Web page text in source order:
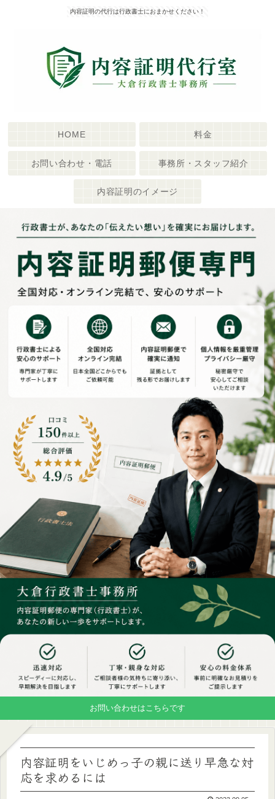
内容証明の代行は行政書士におまかせください！
HOME 料金
お問い合わせ・電話 事務所・スタッフ紹介
内容証明のイメージ
お問い合わせはこちらです
内容証明をいじめっ子の親に送り早急な対
応を求めるには